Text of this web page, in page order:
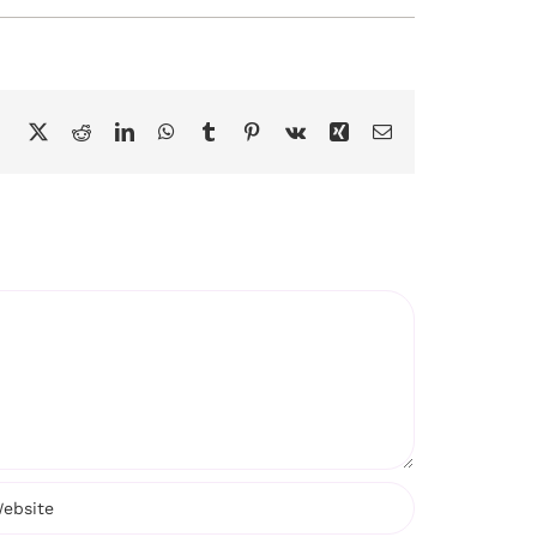
Facebook RedditLinkedInWhatsApp
Tumblr Pinterest
Vk Xing Email